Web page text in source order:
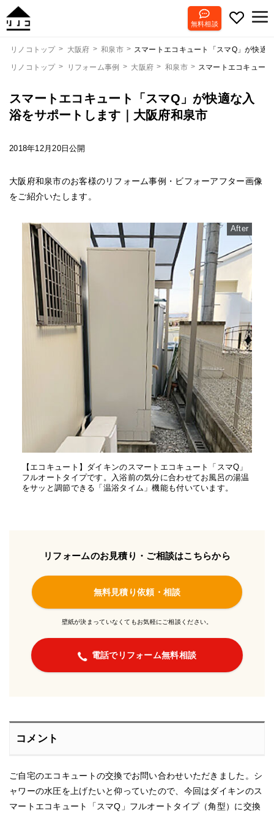
無料相談
リノコトップ 大阪府 和泉市 スマートエコキュート「スマQ」が快適
リノコトップ リフォーム事例 大阪府 和泉市 スマートエコキュー
スマートエコキュート「スマQ」が快適な入
浴をサポートします｜大阪府和泉市
2018年12月20日公開
大阪府和泉市のお客様のリフォーム事例・ビフォーアフター画像
をご紹介いたします。
After
【エコキュート】ダイキンのスマートエコキュート「スマQ」
フルオートタイプです。入浴前の気分に合わせてお風呂の湯温
をサッと調節できる「温浴タイム」機能も付いています。
リフォームのお見積り・ご相談はこちらから
無料見積り依頼・相談
壁紙が決まっていなくてもお気軽にご相談ください。
電話でリフォーム無料相談
コメント
ご自宅のエコキュートの交換でお問い合わせいただきました。シ
ャワーの水圧を上げたいと仰っていたので、今回はダイキンのス
マートエコキュート「スマQ」フルオートタイプ（角型）に交換